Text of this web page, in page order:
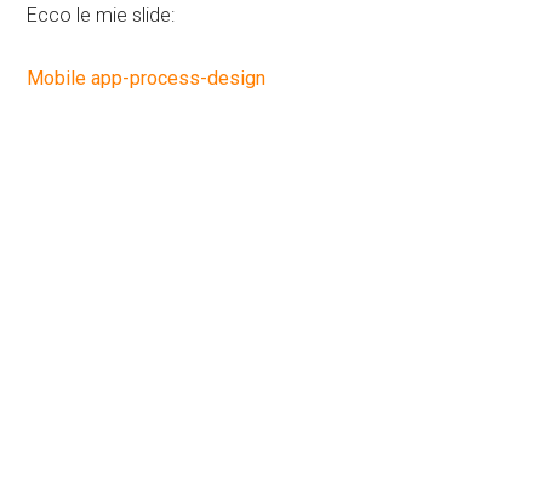
Ecco le mie slide:
Mobile app-process-design